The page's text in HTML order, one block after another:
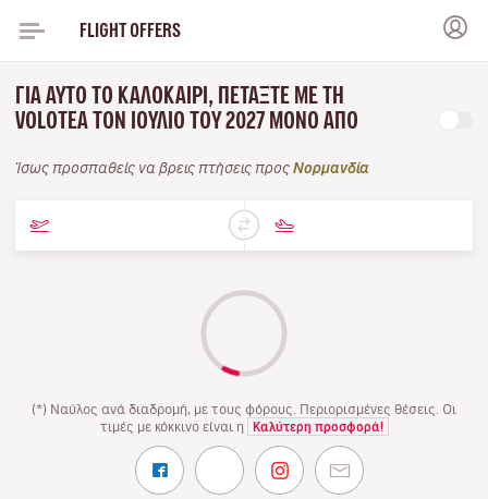
FLIGHT OFFERS
ΓΙΑ ΑΥΤΌ ΤΟ ΚΑΛΟΚΑΊΡΙ, ΠΕΤΆΞΤΕ ΜΕ ΤΗ
VOLOTEA ΤΟΝ ΙΟΎΛΙΟ ΤΟΥ 2027 ΜΌΝΟ ΑΠΌ
Ίσως προσπαθείς να βρεις πτήσεις προς Νορμανδία
(*) Ναύλος ανά διαδρομή, με τους φόρους. Περιορισμένες θέσεις. Οι
τιμές με κόκκινο είναι η
Καλύτερη προσφορά!